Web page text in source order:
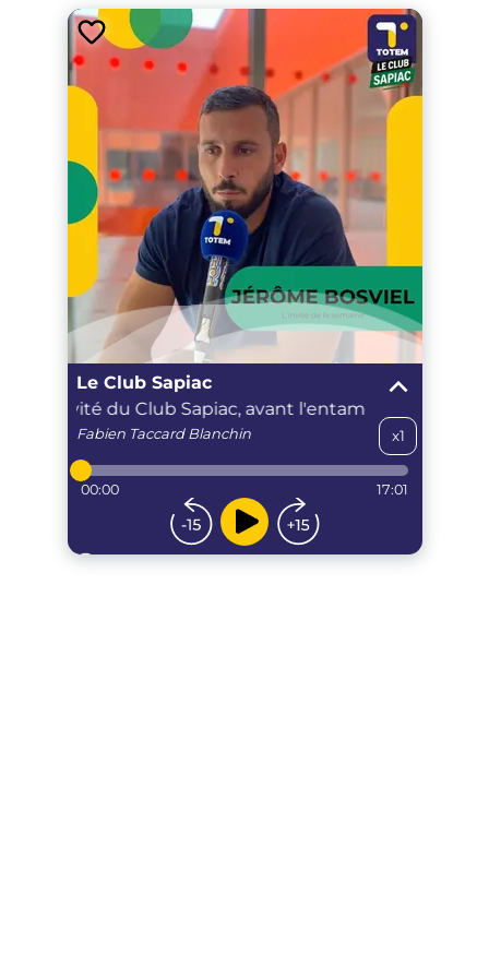
Le Club Sapiac
2e invité du Club Sapiac, avant l'entame du TOP14
Fabien Taccard Blanchin x1
00:00 17:01
...